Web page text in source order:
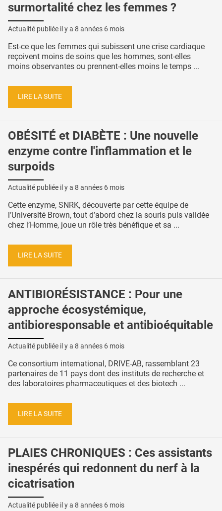
surmortalité chez les femmes ?
Actualité publiée il y a 8 années 6 mois
Est-ce que les femmes qui subissent une crise cardiaque
reçoivent moins de soins que les hommes, sont-elles
moins observantes ou prennent-elles moins le temps ...
LIRE LA SUITE
OBÉSITÉ et DIABÈTE : Une nouvelle
enzyme contre l'inflammation et le
surpoids
Actualité publiée il y a 8 années 6 mois
Cette enzyme, SNRK, découverte par cette équipe de
l’Université Brown, tout d’abord chez la souris puis validée
chez l’Homme, joue un rôle très bénéfique et sa ...
LIRE LA SUITE
ANTIBIORÉSISTANCE : Pour une
approche écosystémique,
antibioresponsable et antibioéquitable
Actualité publiée il y a 8 années 6 mois
Ce consortium international, DRIVE-AB, rassemblant 23
partenaires de 11 pays dont des instituts de recherche et
des laboratoires pharmaceutiques et des biotech ...
LIRE LA SUITE
PLAIES CHRONIQUES : Ces assistants
inespérés qui redonnent du nerf à la
cicatrisation
Actualité publiée il y a 8 années 6 mois